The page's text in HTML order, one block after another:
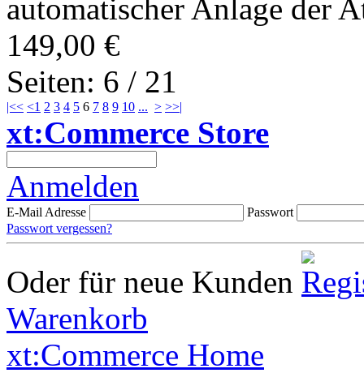
automatischer Anlage der
149,00 €
Seiten: 6 / 21
|<< <1 2 3 4 5 6 7 8 9 10 ... > >>|
xt:Commerce Store
Anmelden
E-Mail Adresse
Passwort
Passwort vergessen?
Oder für neue Kunden
Warenkorb
xt:Commerce Home